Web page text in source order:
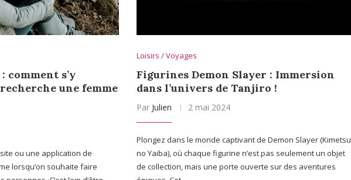
comment s’y
une femme
ou une application de
lorsqu’on souhaite faire
Loisirs / Voyages
Figurines Demon Slayer : Immersion
dans l’univers de Tanjiro !
Par Julien 2 mai 2024
Plongez dans le monde captivant de Demon Slayer (Kimetsu
no Yaiba), où chaque figurine n’est pas seulement un objet
de collection, mais une porte ouverte sur des aventures